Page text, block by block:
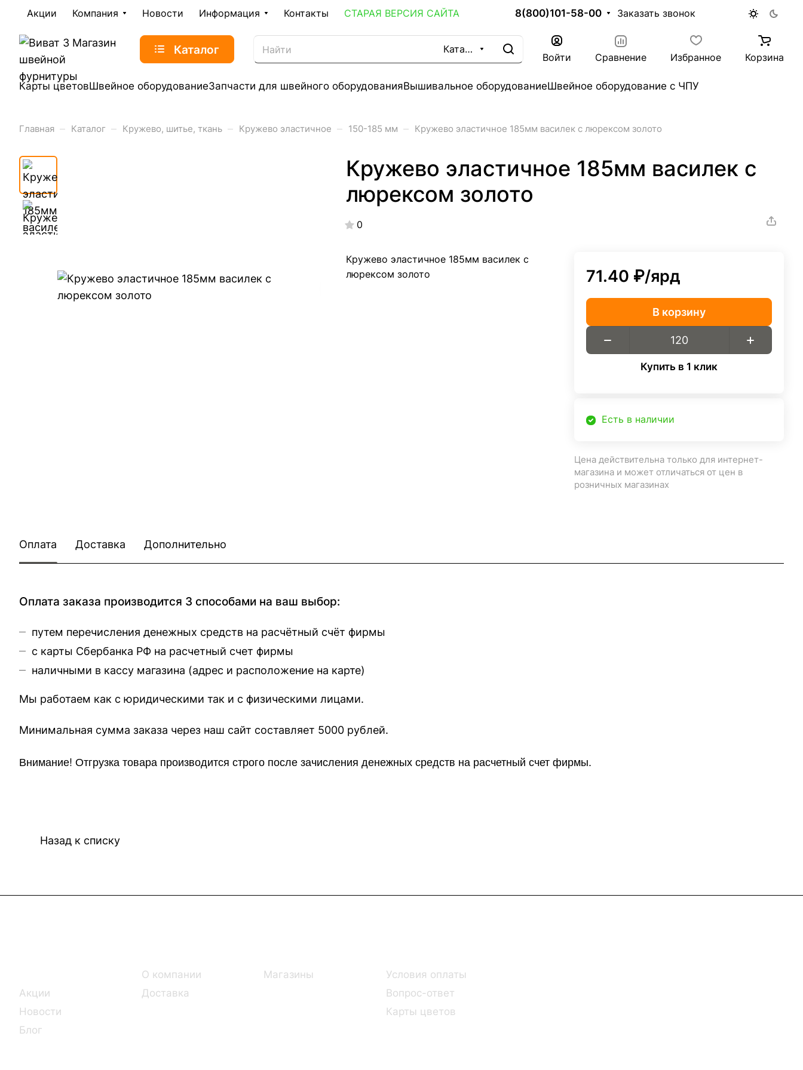
Акции Компания Новости Информация Контакты СТАРАЯ ВЕРСИЯ САЙТА 8(800)101-58-00 Заказать звонок
Каталог Каталог
Войти Сравнение Избранное Корзина
Карты цветовШвейное оборудованиеЗапчасти для швейного оборудованияВышивальное оборудованиеШвейное оборудование с ЧПУ
Главная – Каталог – Кружево, шитье, ткань – Кружево эластичное – 150-185 мм – Кружево эластичное 185мм василек с люрексом золото
Кружево эластичное 185мм василек с
люрексом золото
0
Кружево эластичное 185мм василек с
люрексом золото
71.40 ₽/ярд
В корзину
Купить в 1 клик
Есть в наличии
Цена действительна только для интернет-
магазина и может отличаться от цен в
розничных магазинах
Оплата Доставка Дополнительно
Оплата заказа производится 3 способами на ваш выбор:
путем перечисления денежных средств на расчётный счёт фирмы
с карты Сбербанка РФ на расчетный счет фирмы
наличными в кассу магазина (адрес и расположение на карте)
Мы работаем как с юридическими так и с физическими лицами.
Минимальная сумма заказа через наш сайт составляет 5000 рублей.
Внимание! Отгрузка товара производится строго после зачисления денежных средств на расчетный счет фирмы.
Назад к списку
Акции
Новости
Блог
О компании
Доставка
Магазины
Условия оплаты
Вопрос-ответ
Карты цветов